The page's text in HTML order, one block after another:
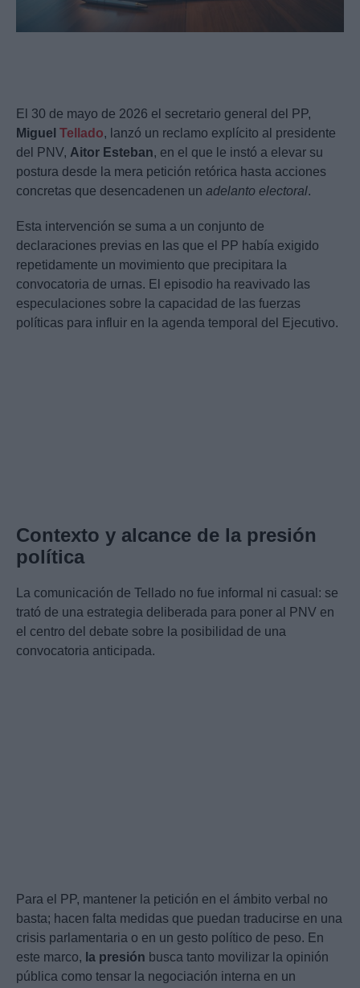
El 30 de mayo de 2026 el secretario general del PP,
Miguel Tellado, lanzó un reclamo explícito al presidente
del PNV, Aitor Esteban, en el que le instó a elevar su
postura desde la mera petición retórica hasta acciones
concretas que desencadenen un adelanto electoral.
Esta intervención se suma a un conjunto de
declaraciones previas en las que el PP había exigido
repetidamente un movimiento que precipitara la
convocatoria de urnas. El episodio ha reavivado las
especulaciones sobre la capacidad de las fuerzas
políticas para influir en la agenda temporal del Ejecutivo.
Contexto y alcance de la presión
política
La comunicación de Tellado no fue informal ni casual: se
trató de una estrategia deliberada para poner al PNV en
el centro del debate sobre la posibilidad de una
convocatoria anticipada.
Para el PP, mantener la petición en el ámbito verbal no
basta; hacen falta medidas que puedan traducirse en una
crisis parlamentaria o en un gesto político de peso. En
este marco, la presión busca tanto movilizar la opinión
pública como tensar la negociación interna en un